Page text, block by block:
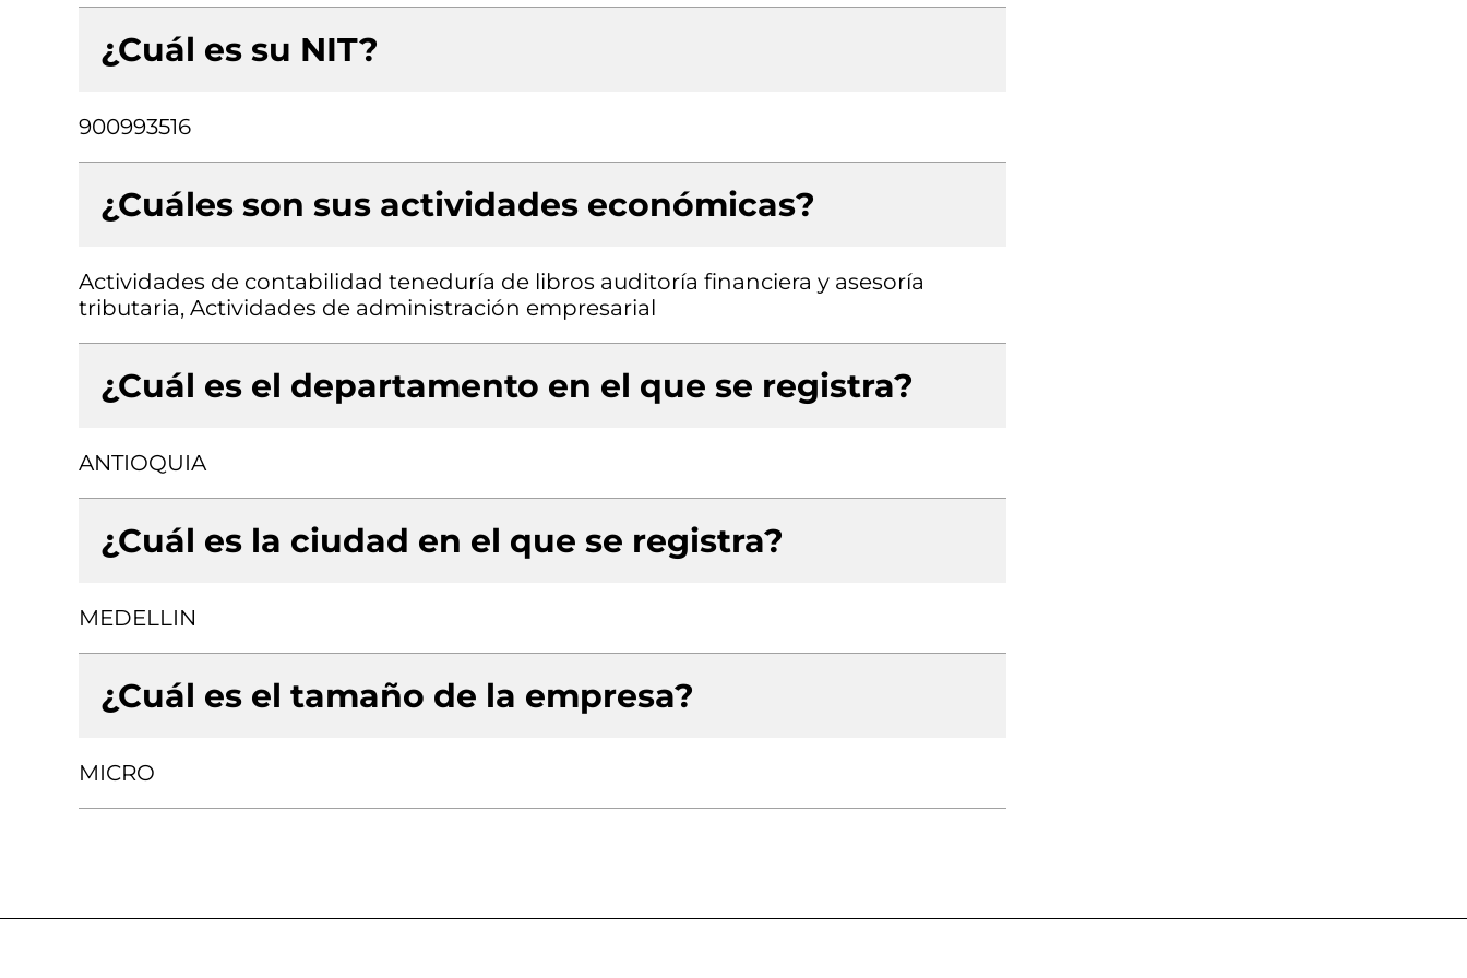
¿Cuál es su NIT?
900993516
¿Cuáles son sus actividades económicas?
Actividades de contabilidad teneduría de libros auditoría financiera y asesoría
tributaria, Actividades de administración empresarial
¿Cuál es el departamento en el que se registra?
ANTIOQUIA
¿Cuál es la ciudad en el que se registra?
MEDELLIN
¿Cuál es el tamaño de la empresa?
MICRO